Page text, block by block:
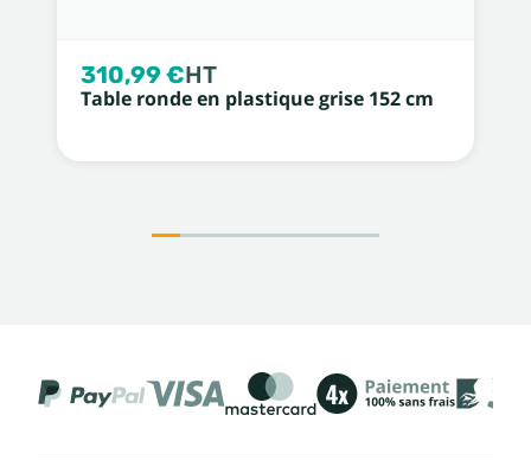
310,99 €HT
Table ronde en plastique grise 152 cm